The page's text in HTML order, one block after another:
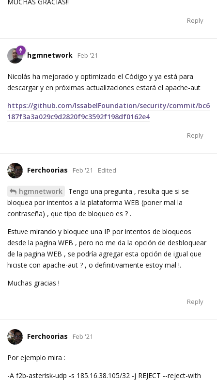
MUCHAS GRACIAS!!
Reply
hgmnetwork Feb '21
Nicolás ha mejorado y optimizado el Código y ya está para
descargar y en próximas actualizaciones estará el apache-aut
https://github.com/IssabelFoundation/security/commit/bc6
187f3a3a029c9d2820f9c3592f198df0162e4
Reply
Ferchoorias Feb '21 Edited
hgmnetwork
Tengo una pregunta , resulta que si se
bloquea por intentos a la plataforma WEB (poner mal la
contraseña) , que tipo de bloqueo es ? .
Estuve mirando y bloquee una IP por intentos de bloqueos
desde la pagina WEB , pero no me da la opción de desbloquear
de la pagina WEB , se podría agregar esta opción de igual que
hiciste con apache-aut ? , o definitivamente estoy mal !.
Muchas gracias !
Reply
Ferchoorias Feb '21
Por ejemplo mira :
-A f2b-asterisk-udp -s 185.16.38.105/32 -j REJECT --reject-with